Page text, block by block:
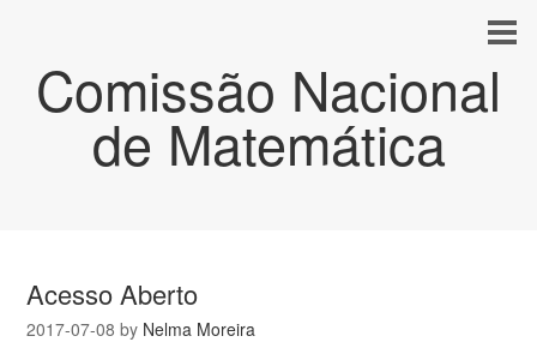
Comissão Nacional
de Matemática
Acesso Aberto
2017-07-08 by Nelma Moreira